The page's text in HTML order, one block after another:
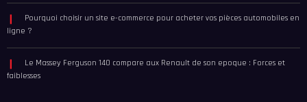
Pièces et Équipements